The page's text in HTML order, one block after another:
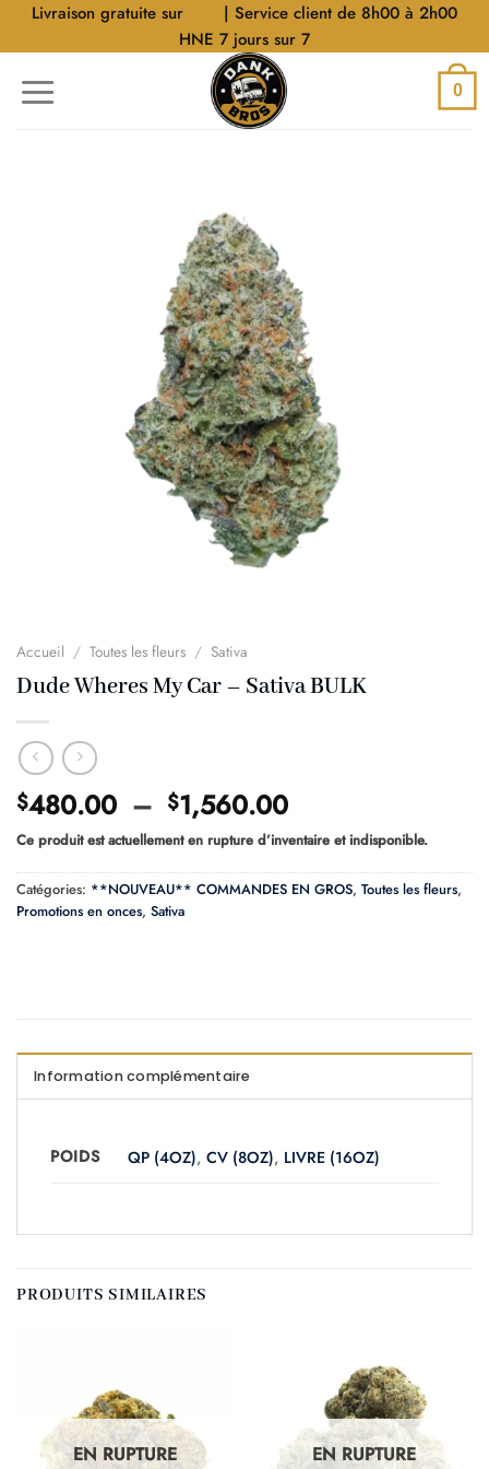
AllerLivraison gratuite sur
| Service client de 8h00 à 2h00
HNE 7 jours sur 7
0
Accueil / Toutes les fleurs / Sativa
Dude Wheres My Car – Sativa BULK
$480.00 – $1,560.00Plage
de
prix :
$480.00
Ce produit est actuellement en rupture d’inventaire et indisponible.
Catégories: **NOUVEAU** COMMANDES EN GROS, Toutes les fleurs,
Promotions en onces, Sativa
Information complémentaire
POIDS QP (4OZ),CV (8OZ), LIVRE (16OZ)
PRODUITS SIMILAIRES
EN RUPTURE
EN RUPTURE